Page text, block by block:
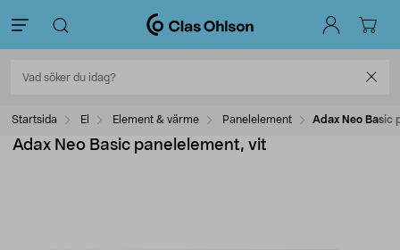
Startsida El Element & värme Panelelement Adax Neo Basic
Adax Neo Basic panelelement, vit